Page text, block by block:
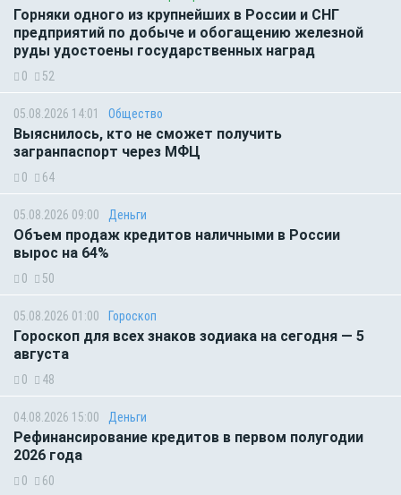
Горняки одного из крупнейших в России и СНГ
предприятий по добыче и обогащению железной
руды удостоены государственных наград
0 52
05.08.2026 14:01 Общество
Выяснилось, кто не сможет получить
загранпаспорт через МФЦ
0 64
05.08.2026 09:00 Деньги
Объем продаж кредитов наличными в России
вырос на 64%
0 50
05.08.2026 01:00 Гороскоп
Гороскоп для всех знаков зодиака на сегодня — 5
августа
0 48
04.08.2026 15:00 Деньги
Рефинансирование кредитов в первом полугодии
2026 года
0 60